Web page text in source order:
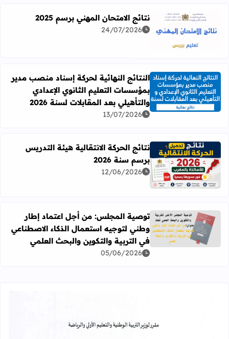
اقرأ المزيد عن نتائج الامتحان المهني برسم 2025
نتائج الامتحان المهني برسم 2025
24/07/2026
اقرأ المزيد عن النتائج النهائية لحركة إسناد منصب مدير
النتائج النهائية لحركة إسناد منصب مدير
بمؤسسات التعليم الثانوي الإعدادي
والتأهيلي بعد المقابلات لسنة 2026
13/07/2026
اقرأ المزيد عن نتائج الحركة الانتقالية هيئة التدريس برسم سنة
نتائج الحركة الانتقالية هيئة التدريس
برسم سنة 2026
12/06/2026
اقرأ المزيد عن توصية المجلس: من أجل اعتماد إطار وطني
توصية المجلس: من أجل اعتماد إطار
وطني لتوجيه استعمال الذكاء الاصطناعي
في التربية والتكوين والبحث العلمي
05/06/2026